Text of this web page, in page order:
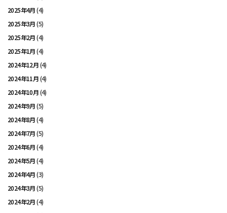
2025年4月(4)
2025年3月(5)
2025年2月(4)
2025年1月(4)
2024年12月(4)
2024年11月(4)
2024年10月(4)
2024年9月(5)
2024年8月(4)
2024年7月(5)
2024年6月(4)
2024年5月(4)
2024年4月(3)
2024年3月(5)
2024年2月(4)